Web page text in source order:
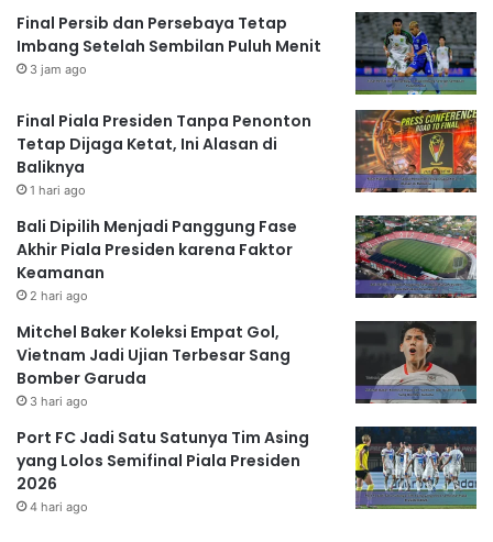
Final Persib dan Persebaya Tetap
Imbang Setelah Sembilan Puluh Menit
3 jam ago
Final Piala Presiden Tanpa Penonton
Tetap Dijaga Ketat, Ini Alasan di
Baliknya
1 hari ago
Bali Dipilih Menjadi Panggung Fase
Akhir Piala Presiden karena Faktor
Keamanan
2 hari ago
Mitchel Baker Koleksi Empat Gol,
Vietnam Jadi Ujian Terbesar Sang
Bomber Garuda
3 hari ago
Port FC Jadi Satu Satunya Tim Asing
yang Lolos Semifinal Piala Presiden
2026
4 hari ago